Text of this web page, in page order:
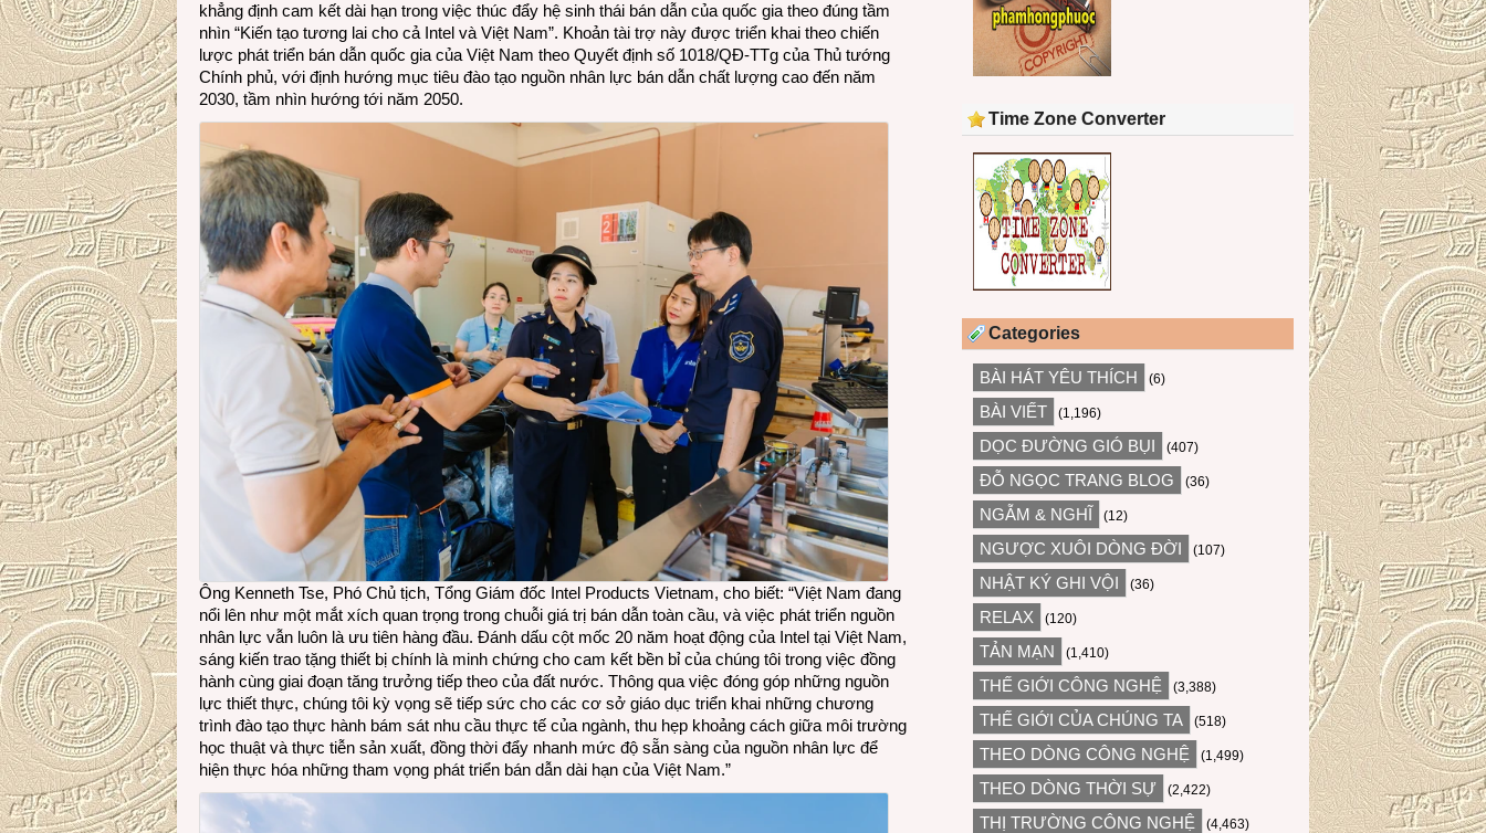
khẳng định cam kết dài hạn trong việc thúc đẩy hệ sinh thái bán dẫn của quốc gia theo đúng tầm
nhìn “Kiến tạo tương lai cho cả Intel và Việt Nam”. Khoản tài trợ này được triển khai theo chiến
lược phát triển bán dẫn quốc gia của Việt Nam theo Quyết định số 1018/QĐ-TTg của Thủ tướng
Chính phủ, với định hướng mục tiêu đào tạo nguồn nhân lực bán dẫn chất lượng cao đến năm
2030, tầm nhìn hướng tới năm 2050.
Ông Kenneth Tse, Phó Chủ tịch, Tổng Giám đốc Intel Products Vietnam, cho biết: “Việt Nam đang
nổi lên như một mắt xích quan trọng trong chuỗi giá trị bán dẫn toàn cầu, và việc phát triển nguồn
nhân lực vẫn luôn là ưu tiên hàng đầu. Đánh dấu cột mốc 20 năm hoạt động của Intel tại Việt Nam,
sáng kiến trao tặng thiết bị chính là minh chứng cho cam kết bền bỉ của chúng tôi trong việc đồng
hành cùng giai đoạn tăng trưởng tiếp theo của đất nước. Thông qua việc đóng góp những nguồn
lực thiết thực, chúng tôi kỳ vọng sẽ tiếp sức cho các cơ sở giáo dục triển khai những chương
trình đào tạo thực hành bám sát nhu cầu thực tế của ngành, thu hẹp khoảng cách giữa môi trường
học thuật và thực tiễn sản xuất, đồng thời đẩy nhanh mức độ sẵn sàng của nguồn nhân lực để
hiện thực hóa những tham vọng phát triển bán dẫn dài hạn của Việt Nam.”
Time Zone Converter
Categories
BÀI HÁT YÊU THÍCH (6)
BÀI VIẾT (1,196)
DỌC ĐƯỜNG GIÓ BỤI (407)
ĐỖ NGỌC TRANG BLOG (36)
NGẪM & NGHĨ (12)
NGƯỢC XUÔI DÒNG ĐỜI (107)
NHẬT KÝ GHI VỘI (36)
RELAX (120)
TẢN MẠN (1,410)
THẾ GIỚI CÔNG NGHỆ (3,388)
THẾ GIỚI CỦA CHÚNG TA (518)
THEO DÒNG CÔNG NGHỆ (1,499)
THEO DÒNG THỜI SỰ (2,422)
THỊ TRƯỜNG CÔNG NGHỆ (4,463)